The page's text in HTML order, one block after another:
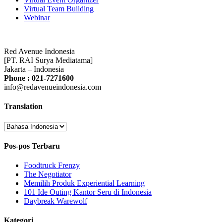
Virtual Team Building
Webinar
Red Avenue Indonesia
[PT. RAI Surya Mediatama]
Jakarta – Indonesia
Phone : 021-7271600
info@redavenueindonesia.com
Translation
Pos-pos Terbaru
Foodtruck Frenzy
The Negotiator
Memilih Produk Experiential Learning
101 Ide Outing Kantor Seru di Indonesia
Daybreak Warewolf